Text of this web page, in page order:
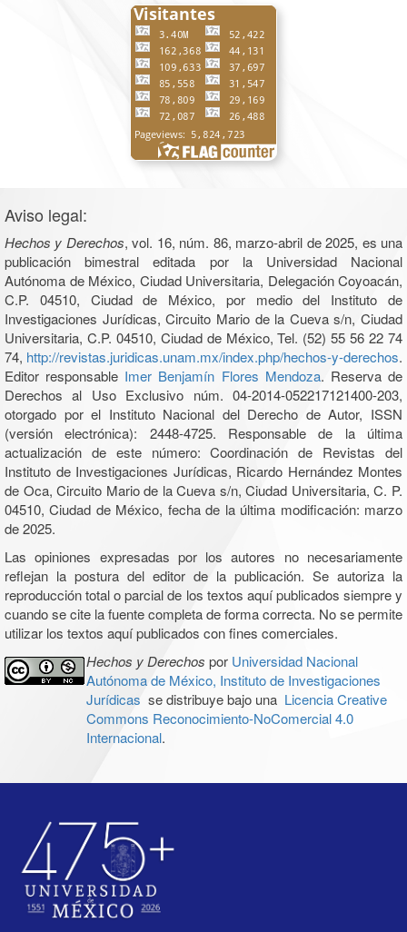
Aviso legal:
Hechos y Derechos, vol. 16, núm. 86, marzo-abril de 2025, es una
publicación bimestral editada por la Universidad Nacional
Autónoma de México, Ciudad Universitaria, Delegación Coyoacán,
C.P. 04510, Ciudad de México, por medio del Instituto de
Investigaciones Jurídicas, Circuito Mario de la Cueva s/n, Ciudad
Universitaria, C.P. 04510, Ciudad de México, Tel. (52) 55 56 22 74
74, http://revistas.juridicas.unam.mx/index.php/hechos-y-derechos.
Editor responsable Imer Benjamín Flores Mendoza. Reserva de
Derechos al Uso Exclusivo núm. 04-2014-052217121400-203,
otorgado por el Instituto Nacional del Derecho de Autor, ISSN
(versión electrónica): 2448-4725. Responsable de la última
actualización de este número: Coordinación de Revistas del
Instituto de Investigaciones Jurídicas, Ricardo Hernández Montes
de Oca, Circuito Mario de la Cueva s/n, Ciudad Universitaria, C. P.
04510, Ciudad de México, fecha de la última modificación: marzo
de 2025.
Las opiniones expresadas por los autores no necesariamente
reflejan la postura del editor de la publicación. Se autoriza la
reproducción total o parcial de los textos aquí publicados siempre y
cuando se cite la fuente completa de forma correcta. No se permite
utilizar los textos aquí publicados con fines comerciales.
Hechos y Derechos por Universidad Nacional
Autónoma de México, Instituto de Investigaciones
Jurídicas se distribuye bajo una Licencia Creative
Commons Reconocimiento-NoComercial 4.0
Internacional.